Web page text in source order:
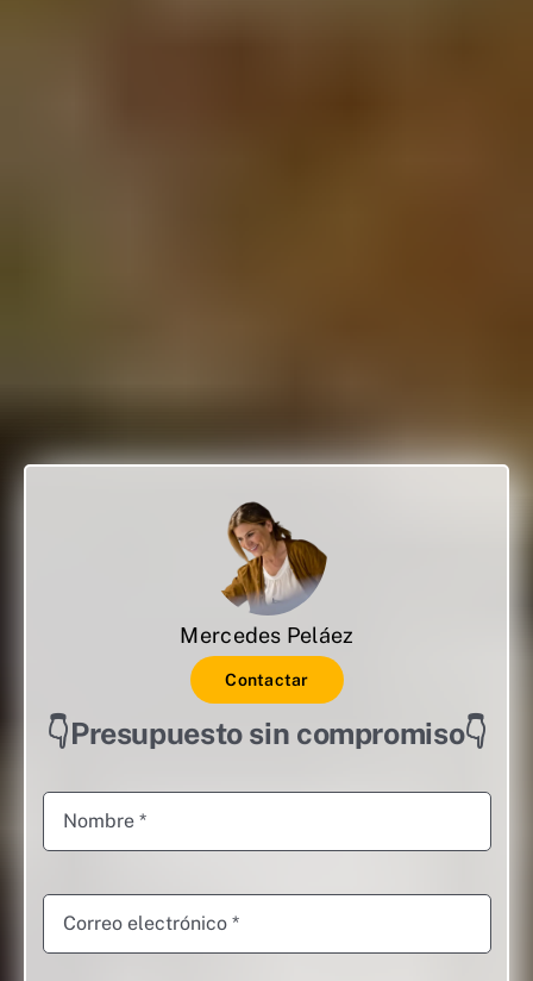
Mercedes Peláez
Contactar
👇Presupuesto sin compromiso👇